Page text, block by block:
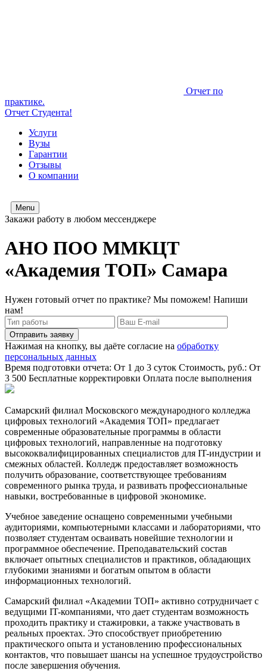
Отчет по
практике.
Отчет Студента!
Услуги
Вузы
Гарантии
Отзывы
О компании
Menu
Закажи работу в любом мессенджере
АНО ПОО ММКЦТ
«Академия ТОП» Самара
Нужен готовый отчет по практике? Мы поможем! Напиши
нам!
Отправить заявку
Нажимая на кнопку, вы даёте согласие на обработку
персональных данных
Время подготовки отчета: От 1 до 3 суток Стоимость, руб.: От
3 500 Бесплатные корректировки Оплата после выполнения
Самарский филиал Московского международного колледжа
цифровых технологий «Академия ТОП» предлагает
современные образовательные программы в области
цифровых технологий, направленные на подготовку
высококвалифицированных специалистов для IT-индустрии и
смежных областей. Колледж предоставляет возможность
получить образование, соответствующее требованиям
современного рынка труда, и развивать профессиональные
навыки, востребованные в цифровой экономике.
Учебное заведение оснащено современными учебными
аудиториями, компьютерными классами и лабораториями, что
позволяет студентам осваивать новейшие технологии и
программное обеспечение. Преподавательский состав
включает опытных специалистов и практиков, обладающих
глубокими знаниями и богатым опытом в области
информационных технологий.
Самарский филиал «Академии ТОП» активно сотрудничает с
ведущими IT-компаниями, что дает студентам возможность
проходить практику и стажировки, а также участвовать в
реальных проектах. Это способствует приобретению
практического опыта и установлению профессиональных
контактов, что повышает шансы на успешное трудоустройство
после завершения обучения.